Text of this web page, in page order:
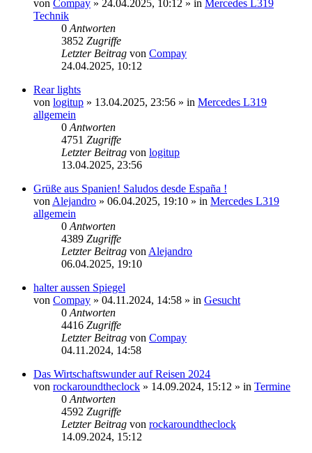
von Compay » 24.04.2025, 10:12 » in Mercedes L319
Technik
0 Antworten
3852 Zugriffe
Letzter Beitrag von Compay
24.04.2025, 10:12
Rear lights
von logitup » 13.04.2025, 23:56 » in Mercedes L319
allgemein
0 Antworten
4751 Zugriffe
Letzter Beitrag von logitup
13.04.2025, 23:56
Grüße aus Spanien! Saludos desde España !
von Alejandro » 06.04.2025, 19:10 » in Mercedes L319
allgemein
0 Antworten
4389 Zugriffe
Letzter Beitrag von Alejandro
06.04.2025, 19:10
halter aussen Spiegel
von Compay » 04.11.2024, 14:58 » in Gesucht
0 Antworten
4416 Zugriffe
Letzter Beitrag von Compay
04.11.2024, 14:58
Das Wirtschaftswunder auf Reisen 2024
von rockaroundtheclock » 14.09.2024, 15:12 » in Termine
0 Antworten
4592 Zugriffe
Letzter Beitrag von rockaroundtheclock
14.09.2024, 15:12